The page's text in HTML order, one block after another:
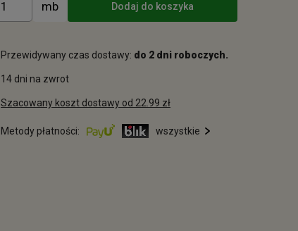
Dodaj do koszyka
Przewidywany czas dostawy: do 2 dni roboczych.
14 dni na zwrot
Szacowany koszt dostawy od 22.99 zł
Metody płatności: wszystkie